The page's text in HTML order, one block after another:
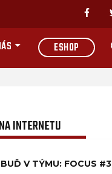
ESHOP
INTERNETU
BUĎ V TÝMU: FOCUS #3